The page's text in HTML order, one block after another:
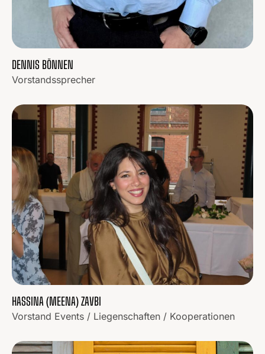
DENNIS BÖNNEN
Vorstandssprecher
HASSINA (MEENA) ZAVBI
Vorstand Events / Liegenschaften / Kooperationen